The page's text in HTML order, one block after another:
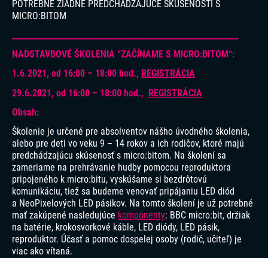
POTREBNÉ ŽIADNE PREDCHÁDZAJÚCE SKÚSENOSTI S
MICRO:BITOM
NADSTAVBOVÉ ŠKOLENIA “ZAČÍNAME S MICRO:BITOM“:
1.6.2021, od 16:00 – 18:00 hod., REGISTRÁCIA
29.6.2021, od 16:00 – 18:00 hod., REGISTRÁCIA
Obsah:
Školenie je určené pre absolventov nášho úvodného školenia,
alebo pre deti vo veku 9 – 14 rokov a ich rodičov, ktoré majú
predchádzajúcu skúsenosť s micro:bitom. Na školení sa
zameriame na prehrávanie hudby pomocou reproduktora
pripojeného k micro:bitu, vyskúšame si bezdrôtovú
komunikáciu, tiež sa budeme venovať pripájaniu LED diód
a NeoPixelových LED pásikov. Na tomto školení je už potrebné
mať zakúpené nasledujúce komponenty: BBC micro:bit, držiak
na batérie, krokosvorkové káble, LED diódy, LED pásik,
reproduktor. Účasť a pomoc dospelej osoby (rodič, učiteľ) je
viac ako vítaná.